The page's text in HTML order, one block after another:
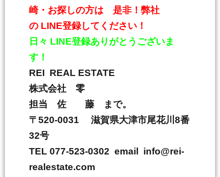
崎・お探しの方は 是非！弊社
の LINE登録してください！
日々 LINE登録ありがとうございま
す！
REI REAL ESTATE
株式会社 零
担当 佐 藤 まで。
〒520-0031 滋賀県大津市尾花川 8番
32号
TEL 077-523-0302 email info@rei-
realestate.com